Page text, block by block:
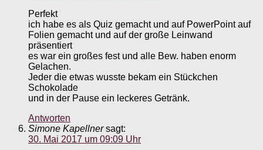
Perfekt
ich habe es als Quiz gemacht und auf PowerPoint auf
Folien gemacht und auf der große Leinwand
präsentiert
es war ein großes fest und alle Bew. haben enorm
Gelachen.
Jeder die etwas wusste bekam ein Stückchen
Schokolade
und in der Pause ein leckeres Getränk.
Antworten
Simone Kapellner sagt:
30. Mai 2017 um 09:09 Uhr